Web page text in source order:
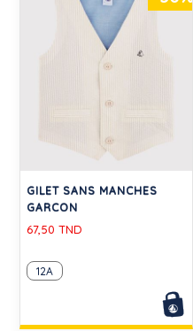
GILET SANS MANCHES
GARCON
67,50 TND
12A